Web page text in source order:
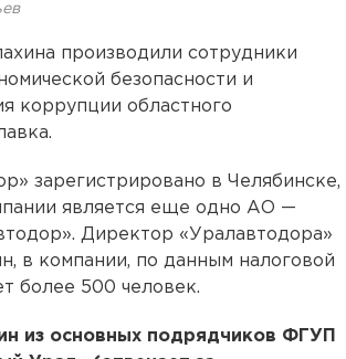
производили сотрудники
безопасности и
коррупции областного
зарегистрировано в Челябинске,
является еще одно АО —
Директор «Уралавтодора»
в компании, по данным налоговой
более 500 человек.
из основных подрядчиков ФГУП